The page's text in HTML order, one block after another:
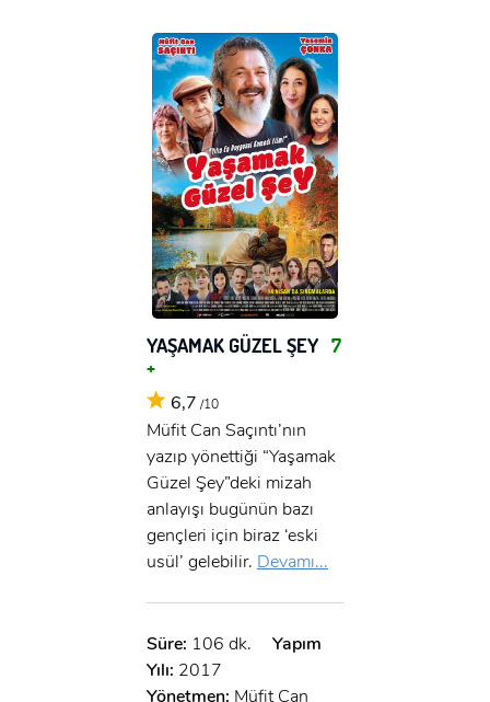
YAŞAMAK GÜZEL ŞEY 7
+
6,7 /10
Müfit Can Saçıntı’nın
yazıp yönettiği “Yaşamak
Güzel Şey”deki mizah
anlayışı bugünün bazı
gençleri için biraz ‘eski
usül’ gelebilir. Devamı...
Süre: 106 dk.
Yapım
Yılı: 2017
Yönetmen: Müfit Can